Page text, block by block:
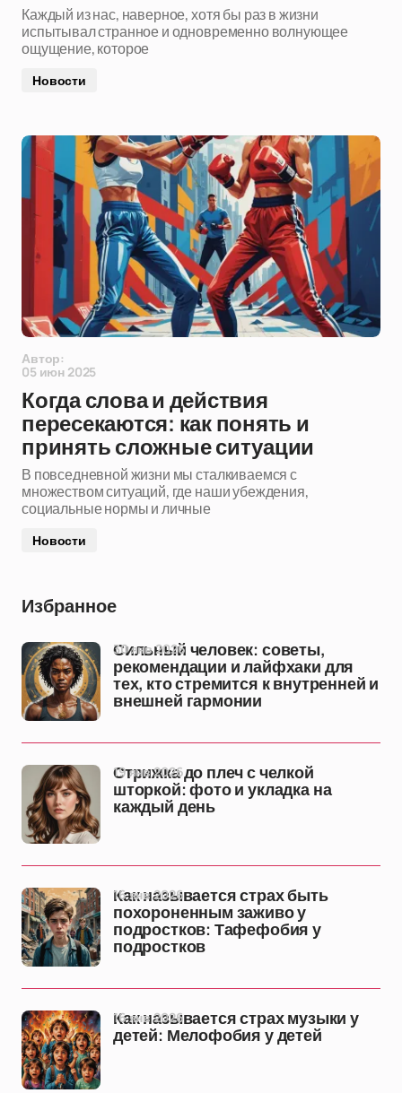
Каждый из нас, наверное, хотя бы раз в жизни
испытывал странное и одновременно волнующее
ощущение, которое
Новости
Автор:
05 июн 2025
Когда слова и действия
пересекаются: как понять и
принять сложные ситуации
В повседневной жизни мы сталкиваемся с
множеством ситуаций, где наши убеждения,
социальные нормы и личные
Новости
Избранное
Сильный человек: советы,
рекомендации и лайфхаки для
тех, кто стремится к внутренней и
внешней гармонии
30 янв 2026
Стрижка до плеч с челкой
шторкой: фото и укладка на
каждый день
19 янв 2026
Как называется страх быть
похороненным заживо у
подростков: Тафефобия у
подростков
16 янв 2026
Как называется страх музыки у
детей: Мелофобия у детей
16 янв 2026